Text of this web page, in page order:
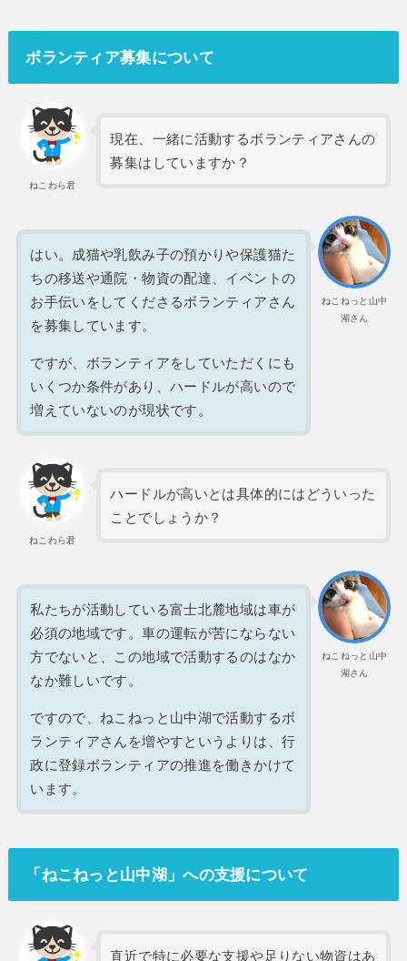
ボランティア募集について
ねこわら君
現在、一緒に活動するボランティアさんの
募集はしていますか？
ねこねっと山中
湖さん
はい。成猫や乳飲み子の預かりや保護猫た
ちの移送や通院・物資の配達、イベントの
お手伝いをしてくださるボランティアさん
を募集しています。
ですが、ボランティアをしていただくにも
いくつか条件があり、ハードルが高いので
増えていないのが現状です。
ねこわら君
ハードルが高いとは具体的にはどういった
ことでしょうか？
ねこねっと山中
湖さん
私たちが活動している富士北麓地域は車が
必須の地域です。車の運転が苦にならない
方でないと、この地域で活動するのはなか
なか難しいです。
ですので、ねこねっと山中湖で活動するボ
ランティアさんを増やすというよりは、行
政に登録ボランティアの推進を働きかけて
います。
「ねこねっと山中湖」への支援について
直近で特に必要な支援や足りない物資はあ